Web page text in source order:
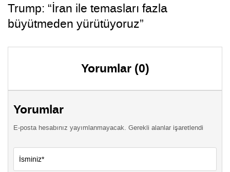
Trump: “İran ile temasları fazla
büyütmeden yürütüyoruz”
Yorumlar (0)
Yorumlar
E-posta hesabınız yayımlanmayacak. Gerekli alanlar işaretlendi